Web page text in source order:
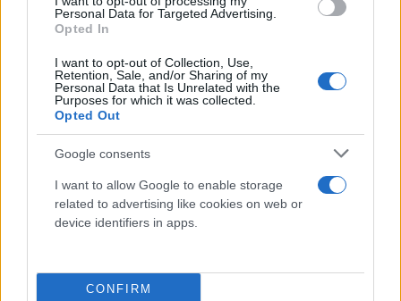
Personal Data for Targeted Advertising.
Opted In
I want to opt-out of Collection, Use,
Retention, Sale, and/or Sharing of my
Personal Data that Is Unrelated with the
Purposes for which it was collected.
Opted Out
Google consents
I want to allow Google to enable storage
related to advertising like cookies on web or
device identifiers in apps.
CONFIRM